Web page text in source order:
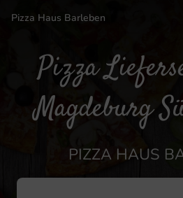
Pizza Haus Barleben
Pizza
Magdeburg
PIZZA HAUS